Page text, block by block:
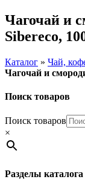
Чагочай и
Sibereco,
Каталог » Чай,
Чагочай и
Поиск товаров
Поиск товаров
×
Разделы каталога